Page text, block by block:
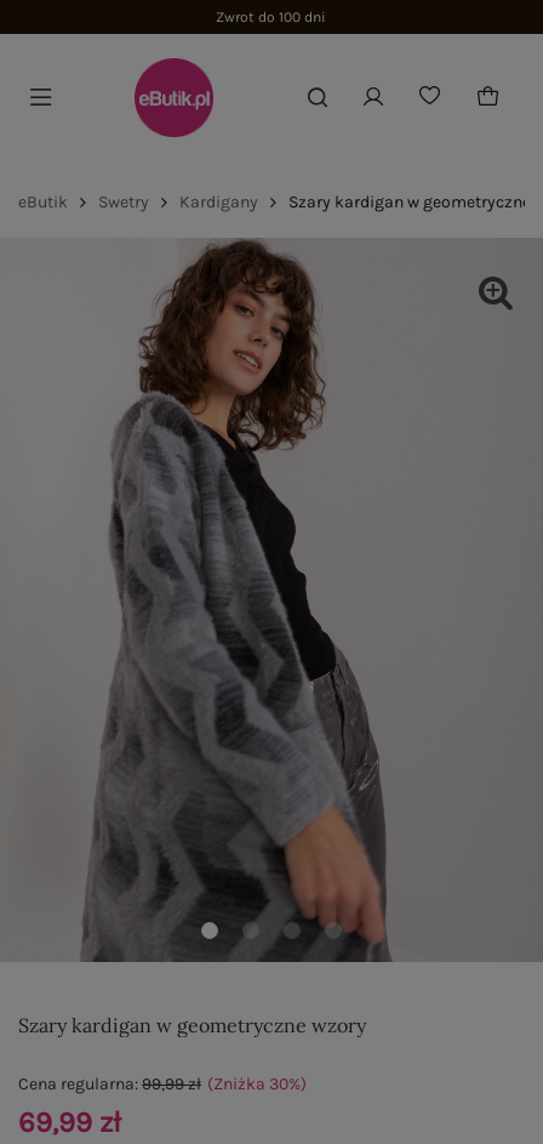
Zwrot do 100 dni
eButik Swetry Kardigany Szary kardigan w geometryczne
Szary kardigan w geometryczne wzory
Cena regularna:99,99 zł (Zniżka 30%)
69,99 zł